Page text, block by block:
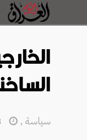
سياسة ,